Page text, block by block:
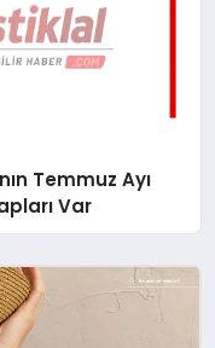
Temmuz Ayı
Var